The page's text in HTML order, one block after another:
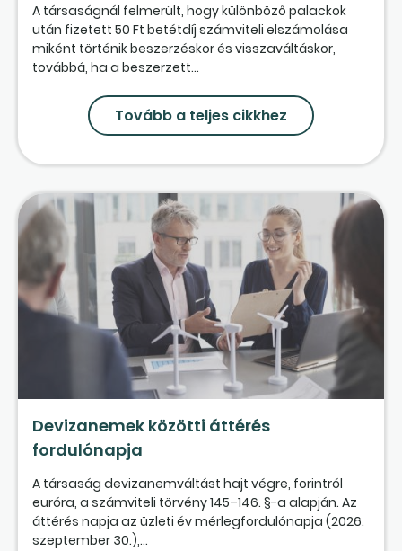
A társaságnál felmerült, hogy különböző palackok
után fizetett 50 Ft betétdíj számviteli elszámolása
miként történik beszerzéskor és visszaváltáskor,
továbbá, ha a beszerzett...
Tovább a teljes cikkhez
Devizanemek közötti áttérés
fordulónapja
A társaság devizanemváltást hajt végre, forintról
euróra, a számviteli törvény 145–146. §-a alapján. Az
áttérés napja az üzleti év mérlegfordulónapja (2026.
szeptember 30.),...